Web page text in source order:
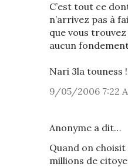
C’est tout ce
n’arrivez pas à
que vous
aucun
Nari 3la touness
9/05/2006 7:22
Anonyme a dit…
Quand on
millions de